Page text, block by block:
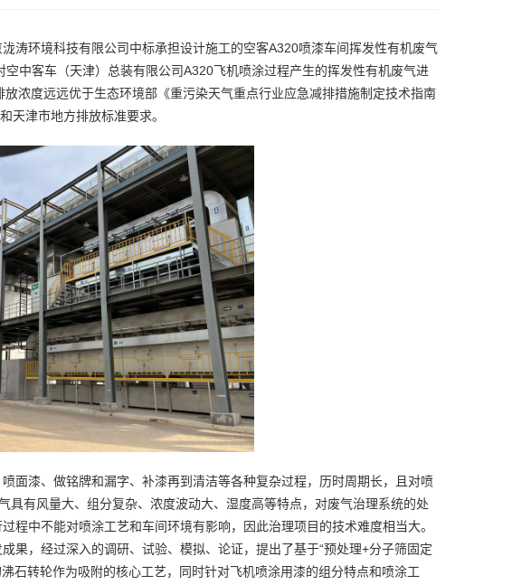
涛环境科技有限公司中标承担设计施工的空客A320喷漆车间挥发性有机废气
中客车（天津）总装有限公司A320飞机喷涂过程产生的挥发性有机废气进
浓度远远优于生态环境部《重污染天气重点行业应急减排措施制定技术指南
天津市地方排放标准要求。
面漆、做铭牌和漏字、补漆再到清洁等各种复杂过程，历时周期长，且对喷
有风量大、组分复杂、浓度波动大、湿度高等特点，对废气治理系统的处
程中不能对喷涂工艺和车间环境有影响，因此治理项目的技术难度相当大。
果，经过深入的调研、试验、模拟、论证，提出了基于“预处理+分子筛固定
石转轮作为吸附的核心工艺，同时针对飞机喷涂用漆的组分特点和喷涂工